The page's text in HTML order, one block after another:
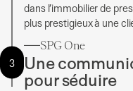
dans l’immobilier de
plus prestigieux à une
SPG One
3
Une
pour séduire